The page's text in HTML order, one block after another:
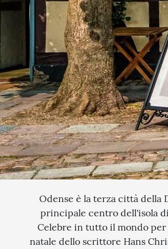
Odense è la terza città della
principale centro dell'isola
Celebre in tutto il mondo per
natale dello scrittore Hans
QUANDO VUOI
SCEGLI LE
AGOSTO
FERRAGOSTO
SETTEMBRE
OTTOBRE
PONTE DI
NOVEMBRE
INTERESSI
QUALI SONO I TUOI
MERCATINI DI
NOVITA
EXCLUSIVE
SOGGIORNO CON
TOUR
TRATTI DI
SCOPERTA
NATURA
CERCA IL TUO